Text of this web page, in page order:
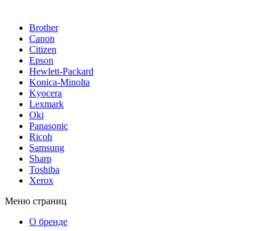
Brother
Canon
Citizen
Epson
Hewlett-Packard
Konica-Minolta
Kyocera
Lexmark
Oki
Panasonic
Ricoh
Samsung
Sharp
Toshiba
Xerox
Меню страниц
О бренде